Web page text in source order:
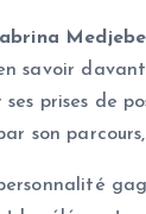
savoir
ses prises de
son
personnalité